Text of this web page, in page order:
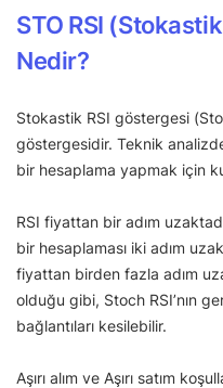
STO RSI
Nedir?
Stokastik RSI göstergesi
göstergesidir. Teknik
bir hesaplama yapmak için
RSI fiyattan bir adım
bir hesaplaması iki adım
fiyattan birden fazla adım
olduğu gibi, Stoch RSI’nın
bağlantıları kesilebilir.
Aşırı alım ve Aşırı satım